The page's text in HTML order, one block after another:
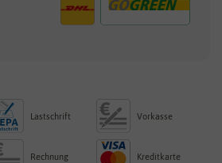
Lastschrift Vorkasse
Rechnung Kreditkarte